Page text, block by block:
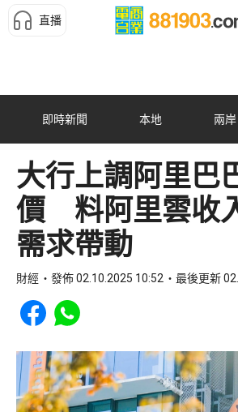
直播
即時新聞 本地 兩岸
大行上調阿里巴
價 料阿里雲收
需求帶動
財經 發佈 02.10.2025 10:52 最後更新
Share to Facebook
Share to WhatsApp